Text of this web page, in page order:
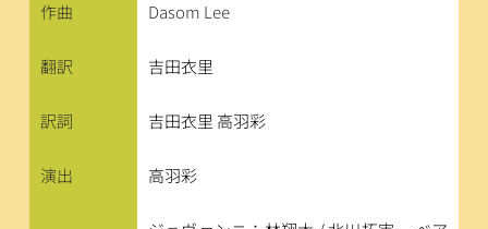
作曲 Dasom Lee
翻訳 吉田衣里
訳詞 吉田衣里 高羽彩
演出 高羽彩